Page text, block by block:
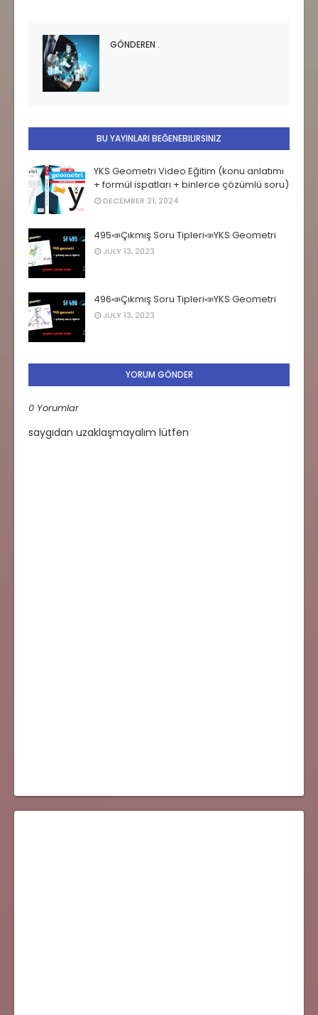
GÖNDEREN .
BU YAYINLARI BEĞENEBILIRSINIZ
YKS Geometri Video Eğitim (konu anlatımı
+ formül ispatları + binlerce çözümlü soru)
DECEMBER 21, 2024
495📣Çıkmış Soru Tipleri📣YKS Geometri
JULY 13, 2023
496📣Çıkmış Soru Tipleri📣YKS Geometri
JULY 13, 2023
YORUM GÖNDER
0 Yorumlar
saygıdan uzaklaşmayalım lütfen